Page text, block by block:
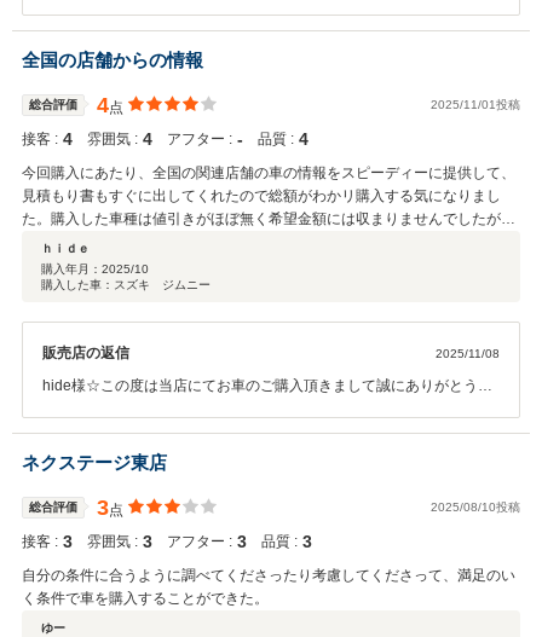
後とも整備等でご満足頂けるように邁進いたします。 引き続きのご愛
顧のほど宜しくお願い致します。
全国の店舗からの情報
総合評価 4点 2025/11/01投稿
接客 : 4 雰囲気 : 4 アフター : ‐ 品質 : 4
今回購入にあたり、全国の関連店舗の車の情報をスピーディーに提供して、
見積もり書もすぐに出してくれたので総額がわかリ購入する気になりまし
た。購入した車種は値引きがほぼ無く希望金額には収まりませんでしたが購
入しました。iPadでの説明は味気ない気もしますが効率的だと思います。今
後、使用するのが離島の為故障など心配はありますが、対応してもらえるよ
うなので安心しました。
ｈｉｄｅ
購入年月： 2025/10
購入した車：スズキ ジムニー
販売店の返信 2025/11/08
hide様☆この度は当店にてお車のご購入頂きまして誠にありがとうご
同、お客様ファーストに努めて参ります。お気軽に当店に遊びに来て
下さいませ☆本当にありがとうございました☆
ネクステージ東店
総合評価 3点 2025/08/10投稿
接客 : 3 雰囲気 : 3 アフター : 3 品質 : 3
自分の条件に合うように調べてくださったり考慮してくださって、満足のい
く条件で車を購入することができた。
ゆー